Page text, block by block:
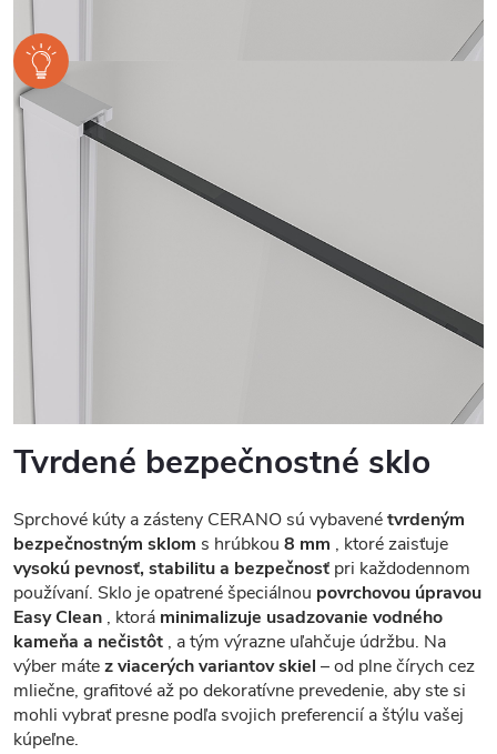
Tvrdené bezpečnostné sklo
Sprchové kúty a zásteny CERANO sú vybavenétvrdeným
bezpečnostným sklom s hrúbkou 8 mm , ktoré zaisťuje
vysokú pevnosť, stabilitu a bezpečnosť pri každodennom
používaní. Sklo je opatrené špeciálnou povrchovou úpravou
Easy Clean , ktorá minimalizuje usadzovanie vodného
kameňa a nečistôt , a tým výrazne uľahčuje údržbu. Na
výber mátez viacerých variantov skiel – od plne čírych cez
mliečne, grafitové až po dekoratívne prevedenie, aby ste si
mohli vybrať presne podľa svojich preferencií a štýlu vašej
kúpeľne.